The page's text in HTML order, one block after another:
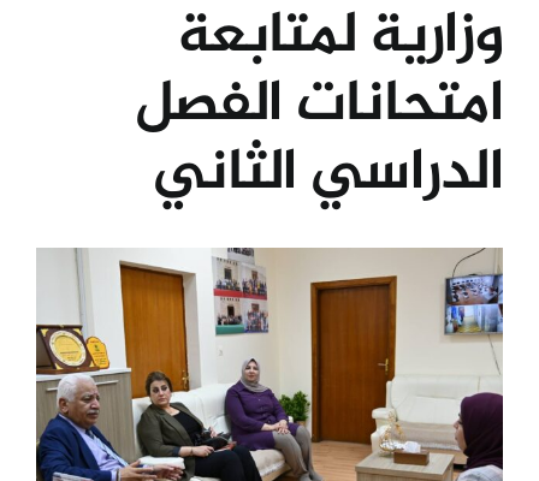
اتصل بنا
وزارية لمتابعة
امتحانات الفصل
الدراسي الثاني
View
Larger
Image